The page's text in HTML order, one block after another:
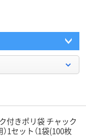
付きポリ袋 チャック
1セット（1袋(100枚